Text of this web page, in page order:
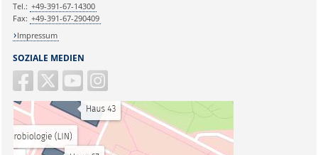
SOZIALE MEDIEN
Tel.: +49-391-67-14300
Fax: +49-391-67-290409
Impressum